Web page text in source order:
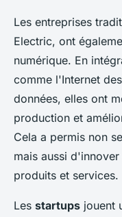
Les entreprises
Electric, ont
numérique. En
comme l'Internet
données, elles ont
production et
Cela a permis non
mais aussi
produits et services.
Les startups jouent